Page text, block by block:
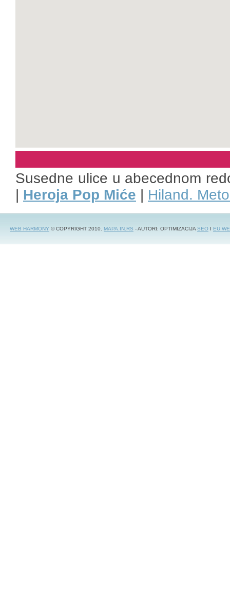
Susedne ulice u abecednom
| Heroja Pop Miće | Hiland.
WEB HARMONY © COPYRIGHT 2010. MAPA.IN.RS - AUTORI: OPTIMIZACIJASEO I EU